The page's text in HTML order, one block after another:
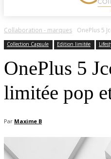
Collaboration - marques OnePlus 5
Collection Capsule Edition limitée
OnePlus 5
limitée pop
Par Maxime B